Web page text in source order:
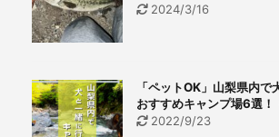
2024/3/16
「ペットOK」山梨県内で
おすすめキャンプ場6選！
2022/9/23